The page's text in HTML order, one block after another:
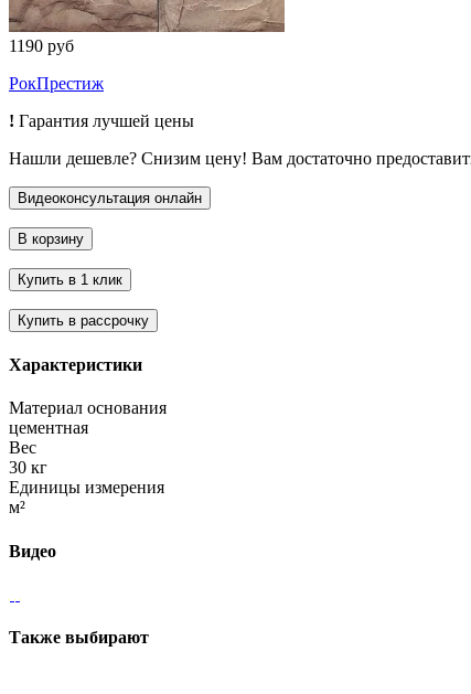
1190 руб
РокПрестиж
! Гарантия лучшей цены
Нашли дешевле? Снизим цену! Вам достаточно
Характеристики
Материал основания
цементная
Вес
30 кг
Единицы измерения
м²
Видео
Также выбирают